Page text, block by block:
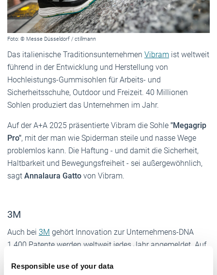
Responsible use of your data
Foto: © Messe Düsseldorf / ctillmann
Das italienische Traditionsunternehmen Vibram ist weltweit
führend in der Entwicklung und Herstellung von
Hochleistungs-Gummisohlen für Arbeits- und
Sicherheitsschuhe, Outdoor und Freizeit. 40 Millionen
Sohlen produziert das Unternehmen im Jahr.
Auf der A+A 2025 präsentierte Vibram die Sohle "Megagrip
Pro", mit der man wie Spiderman steile und nasse Wege
problemlos kann. Die Haftung - und damit die Sicherheit,
Haltbarkeit und Bewegungsfreiheit - sei außergewöhnlich,
sagt Annalaura Gatto von Vibram.
3M
Auch bei 3M gehört Innovation zur Unternehmens-DNA
1.400 Patente werden weltweit jedes Jahr angemeldet. Auf
Solar-Gehörschutzset namens "Peltor